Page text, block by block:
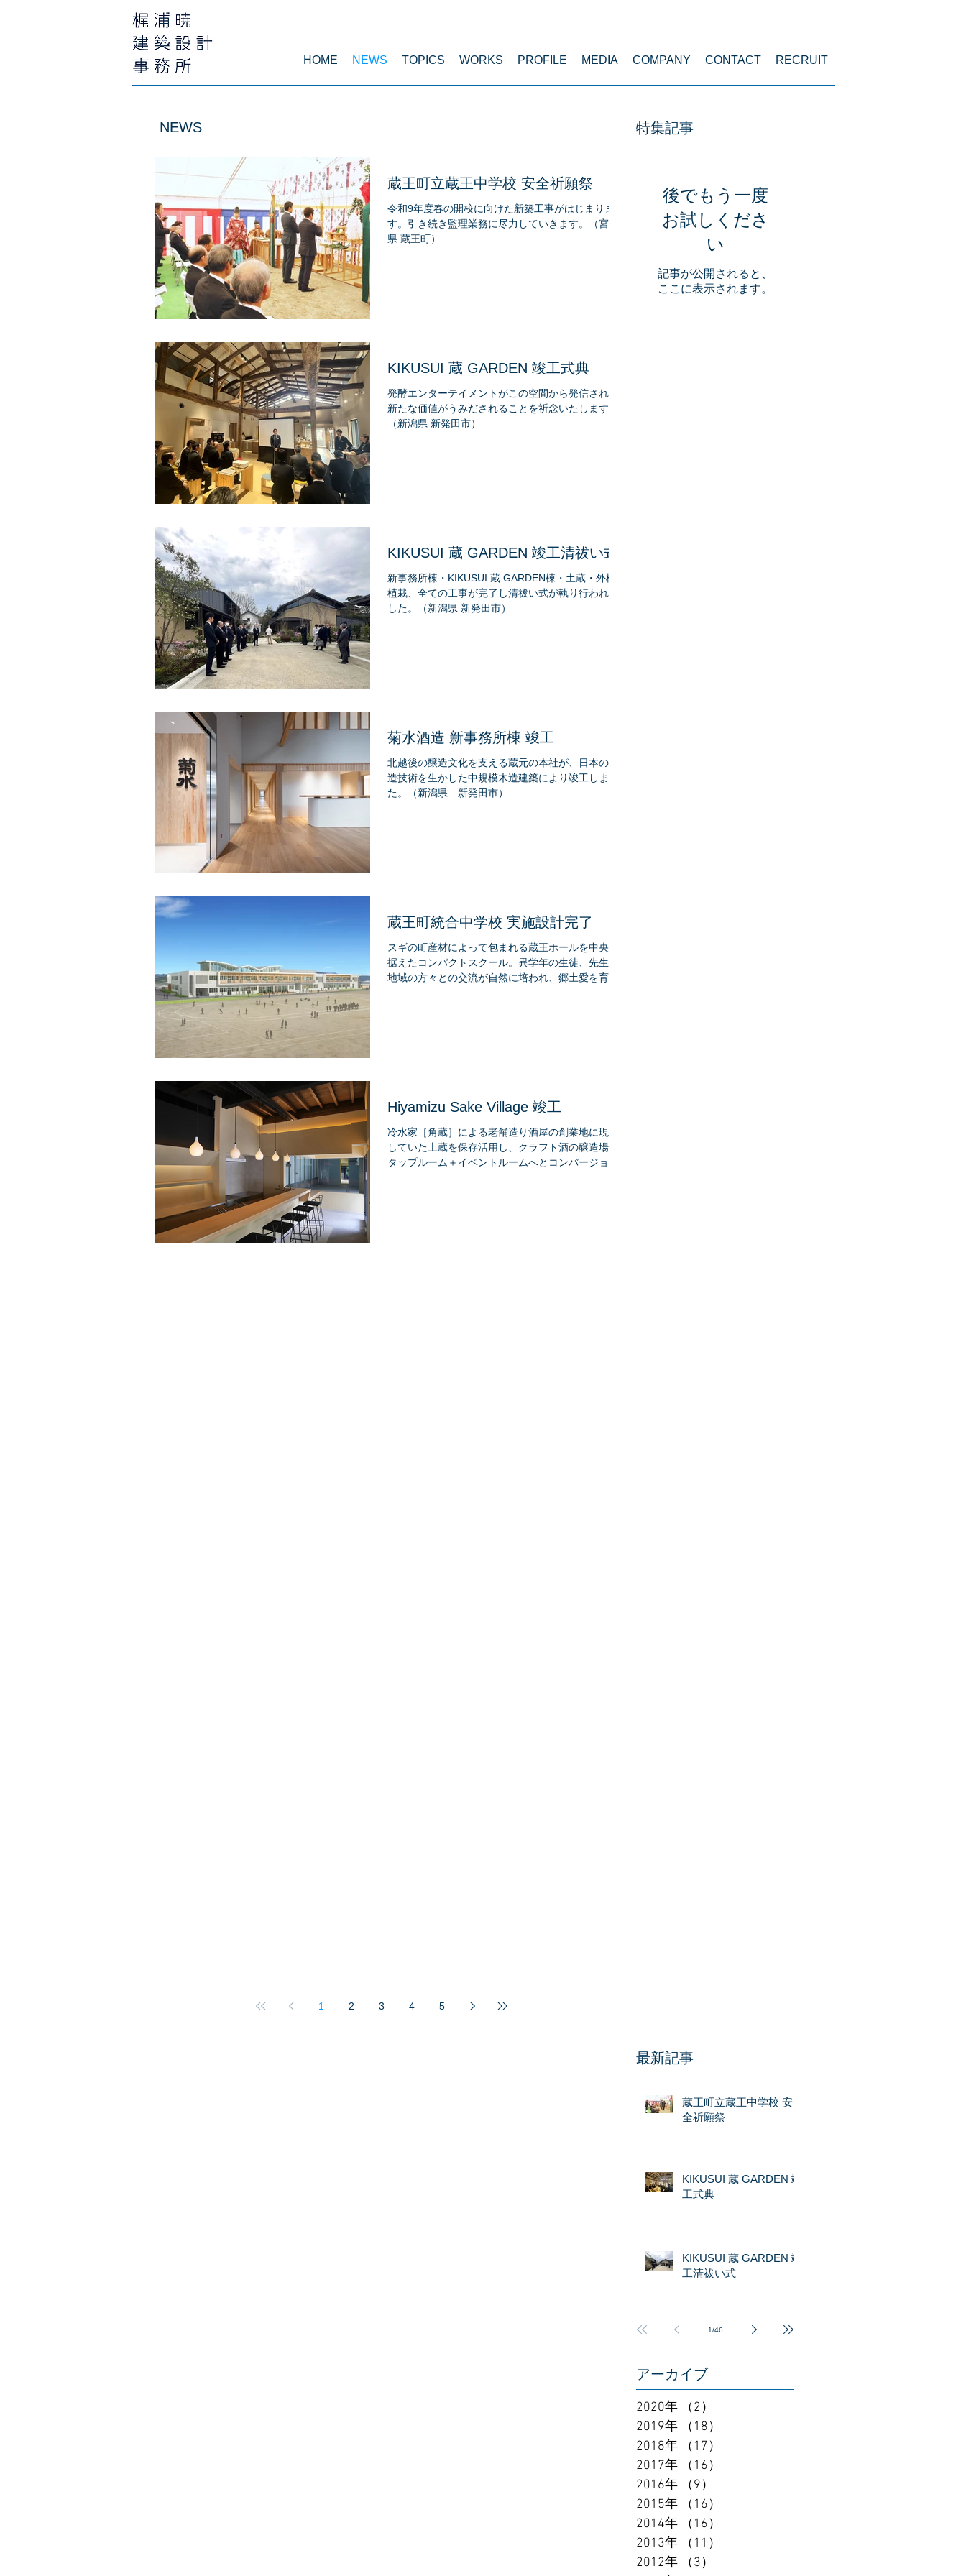
HOME NEWS TOPICS WORKS PROFILE MEDIA COMPANY CONTACT RECRUIT
NEWS
蔵王町立蔵王中学校 安全祈願祭
令和9年度春の開校に向けた新築工事がはじまりま
す。引き続き監理業務に尽力していきます。（宮城
県 蔵王町）
KIKUSUI 蔵 GARDEN 竣工式典
発酵エンターテイメントがこの空間から発信され、
新たな価値がうみだされることを祈念いたします。
（新潟県 新発田市）
KIKUSUI 蔵 GARDEN 竣工清祓い式
新事務所棟・KIKUSUI 蔵 GARDEN棟・土蔵・外構・
植栽、全ての工事が完了し清祓い式が執り行われま
した。（新潟県 新発田市）
菊水酒造 新事務所棟 竣工
北越後の醸造文化を支える蔵元の本社が、日本の木
造技術を生かした中規模木造建築により竣工しまし
た。（新潟県 新発田市）
蔵王町統合中学校 実施設計完了
スギの町産材によって包まれる蔵王ホールを中央に
据えたコンパクトスクール。異学年の生徒、先生、
地域の方々との交流が自然に培われ、郷土愛を育み
Hiyamizu Sake Village 竣工
冷水家［角蔵］による老舗造り酒屋の創業地に現存
していた土蔵を保存活用し、クラフト酒の醸造場＋
タップルーム＋イベントルームへとコンバージョン
1 2 3 4 5
特集記事
後でもう一度
お試しくださ
い
記事が公開されると、
ここに表示されます。
最新記事
蔵王町立蔵王中学校 安
全祈願祭
KIKUSUI 蔵 GARDEN 竣
工式典
KIKUSUI 蔵 GARDEN 竣
工清祓い式
1/46
アーカイブ
2020年 （2）
2019年
（18）
2018年
（17）
2017年
（16）
2016年
（9）
2015年
（16）
2014年
（16）
2013年
（11）
2012年
（3）